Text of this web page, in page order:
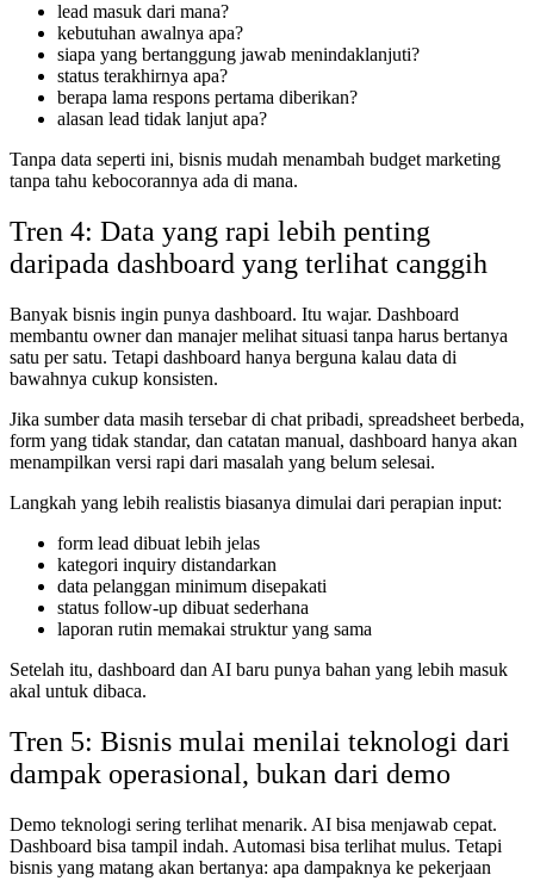
lead masuk dari mana?
kebutuhan awalnya apa?
siapa yang bertanggung jawab menindaklanjuti?
status terakhirnya apa?
berapa lama respons pertama diberikan?
alasan lead tidak lanjut apa?
Tanpa data seperti ini, bisnis mudah menambah budget marketing
tanpa tahu kebocorannya ada di mana.
Tren 4: Data yang rapi lebih penting
daripada dashboard yang terlihat canggih
Banyak bisnis ingin punya dashboard. Itu wajar. Dashboard
membantu owner dan manajer melihat situasi tanpa harus bertanya
satu per satu. Tetapi dashboard hanya berguna kalau data di
bawahnya cukup konsisten.
Jika sumber data masih tersebar di chat pribadi, spreadsheet berbeda,
form yang tidak standar, dan catatan manual, dashboard hanya akan
menampilkan versi rapi dari masalah yang belum selesai.
Langkah yang lebih realistis biasanya dimulai dari perapian input:
form lead dibuat lebih jelas
kategori inquiry distandarkan
data pelanggan minimum disepakati
status follow-up dibuat sederhana
laporan rutin memakai struktur yang sama
Setelah itu, dashboard dan AI baru punya bahan yang lebih masuk
akal untuk dibaca.
Tren 5: Bisnis mulai menilai teknologi dari
dampak operasional, bukan dari demo
Demo teknologi sering terlihat menarik. AI bisa menjawab cepat.
Dashboard bisa tampil indah. Automasi bisa terlihat mulus. Tetapi
bisnis yang matang akan bertanya: apa dampaknya ke pekerjaan